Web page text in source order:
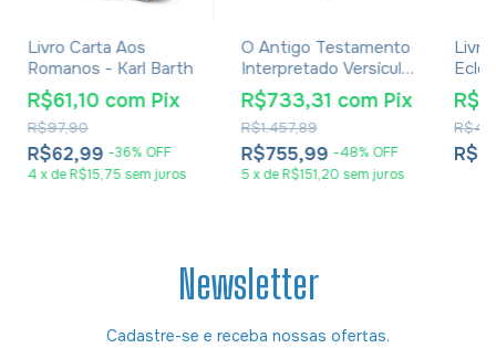
Livro Carta Aos
Romanos - Karl Barth
R$62,99 -36% OFF
R$97,90
R$61,10 com Pix
4 xdeR$15,75 sem juros
O Antigo Testamento
Interpretado Versículo
Por Versículo 5
Volumes - R. N.
Champlin
R$755,99 -48% OFF
R$1.457,89
R$733,31 com Pix
5 xdeR$151,20 sem juros
De
Newsletter
Cadastre-se e receba nossas ofertas.